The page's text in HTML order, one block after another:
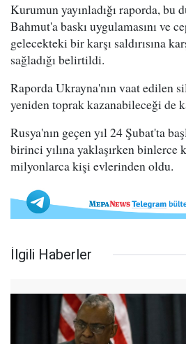
Kurumun yayınladığı raporda, bu
Bahmut'a baskı uygulamasını ve
gelecekteki bir karşı saldırısına
sağladığı belirtildi.
Raporda Ukrayna'nın vaat edilen
yeniden toprak kazanabileceği de
Rusya'nın geçen yıl 24 Şubat'ta
birinci yılına yaklaşırken binlerce
milyonlarca kişi evlerinden oldu.
İlgili Haberler